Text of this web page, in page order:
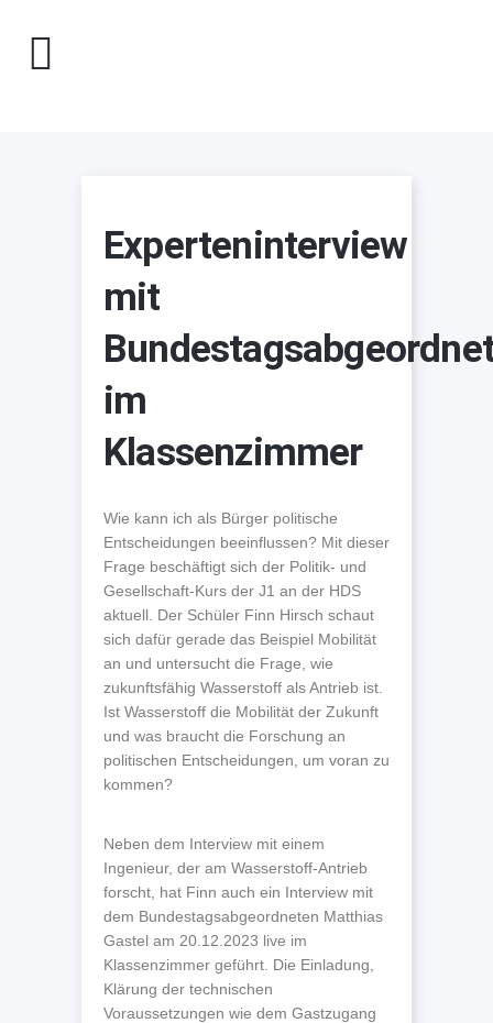
Experteninterview
mit
im
Klassenzimmer
Wie kann ich als Bürger politische
Entscheidungen beeinflussen? Mit dieser
Frage beschäftigt sich der Politik- und
Gesellschaft-Kurs der J1 an der HDS
aktuell. Der Schüler Finn Hirsch schaut
sich dafür gerade das Beispiel Mobilität
an und untersucht die Frage, wie
zukunftsfähig Wasserstoff als Antrieb ist.
Ist Wasserstoff die Mobilität der Zukunft
und was braucht die Forschung an
politischen Entscheidungen, um voran zu
kommen?
Neben dem Interview mit einem
Ingenieur, der am Wasserstoff-Antrieb
forscht, hat Finn auch ein Interview mit
dem Bundestagsabgeordneten Matthias
Gastel am 20.12.2023 live im
Klassenzimmer geführt. Die Einladung,
Klärung der technischen
Voraussetzungen wie dem Gastzugang